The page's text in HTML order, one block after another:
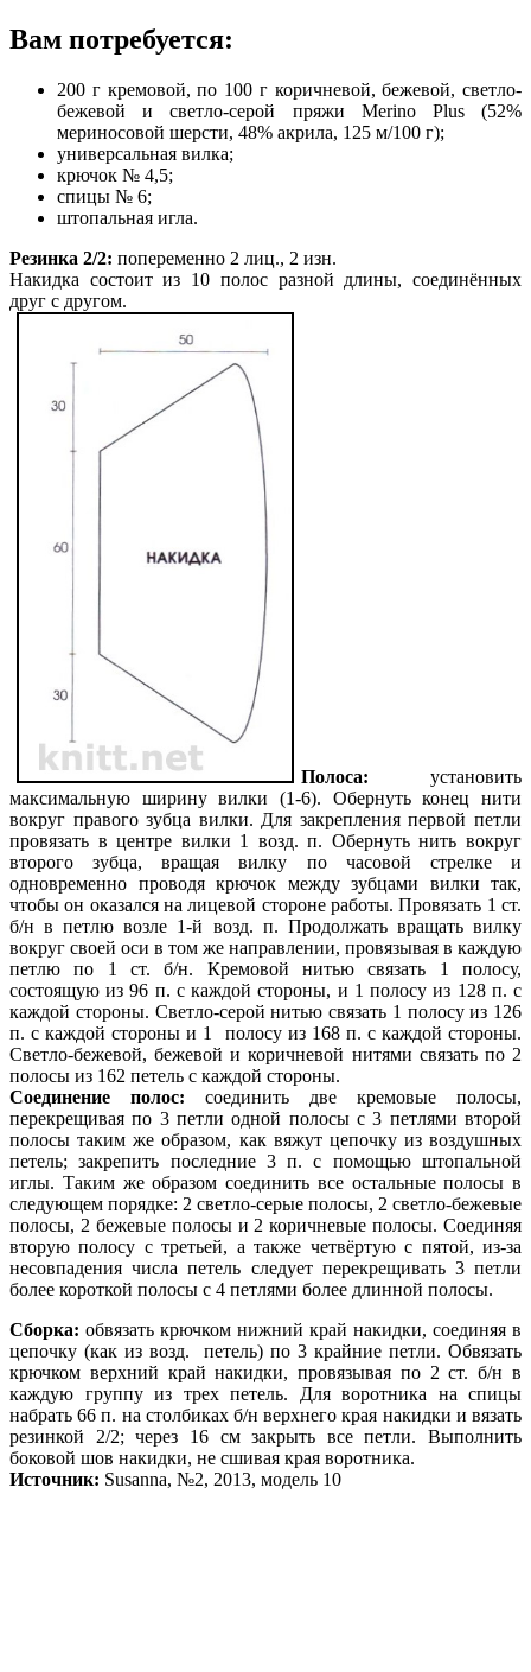
Вам потребуется:
200 г кремовой, по 100 г коричневой, бежевой, светло-
бежевой и светло-серой пряжи Merino Plus (52%
мериносовой шерсти, 48% акрила, 125 м/100 г);
универсальная вилка;
крючок № 4,5;
спицы № 6;
штопальная игла.
Резинка 2/2: попеременно 2 лиц., 2 изн.
Накидка состоит из 10 полос разной длины, соединённых
друг с другом.
Полоса: установить
максимальную ширину вилки (1-6). Обернуть конец нити
вокруг правого зубца вилки. Для закрепления первой петли
провязать в центре вилки 1 возд. п. Обернуть нить вокруг
второго зубца, вращая вилку по часовой стрелке и
одновременно проводя крючок между зубцами вилки так,
чтобы он оказался на лицевой стороне работы. Провязать 1 ст.
б/н в петлю возле 1-й возд. п. Продолжать вращать вилку
вокруг своей оси в том же направлении, провязывая в каждую
петлю по 1 ст. б/н. Кремовой нитью связать 1 полосу,
состоящую из 96 п. с каждой стороны, и 1 полосу из 128 п. с
каждой стороны. Светло-серой нитью связать 1 полосу из 126
п. с каждой стороны и 1 полосу из 168 п. с каждой стороны.
Светло-бежевой, бежевой и коричневой нитями связать по 2
полосы из 162 петель с каждой стороны.
Соединение полос: соединить две кремовые полосы,
перекрещивая по 3 петли одной полосы с 3 петлями второй
полосы таким же образом, как вяжут цепочку из воздушных
петель; закрепить последние 3 п. с помощью штопальной
иглы. Таким же образом соединить все остальные полосы в
следующем порядке: 2 светло-серые полосы, 2 светло-бежевые
полосы, 2 бежевые полосы и 2 коричневые полосы. Соединяя
вторую полосу с третьей, а также четвёртую с пятой, из-за
несовпадения числа петель следует перекрещивать 3 петли
более короткой полосы с 4 петлями более длинной полосы.
Сборка: обвязать крючком нижний край накидки, соединяя в
цепочку (как из возд. петель) по 3 крайние петли. Обвязать
крючком верхний край накидки, провязывая по 2 ст. б/н в
каждую группу из трех петель. Для воротника на спицы
набрать 66 п. на столбиках б/н верхнего края накидки и вязать
резинкой 2/2; через 16 см закрыть все петли. Выполнить
боковой шов накидки, не сшивая края воротника.
Источник: Susanna, №2, 2013, модель 10